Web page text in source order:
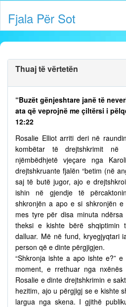
Fjala Për Sot
Thuaj të vërtetën
“Buzët gënjeshtare janë të
ata që veprojnë me çiltërsi i
12:22
Rosalie Elliot arriti deri në
kombëtar të drejtshkrimit në
njëmbëdhjetë vjeçare nga
drejtshkruante fjalën “betim (në
saj të butë jugor, ajo e
ishin në gjendje të
shkronjën a apo e si shkronjën e
mes tyre për disa minuta
theksi e kishte bërë shqiptimin
dalluar. Më në fund, kryegjyqtari
person që e dinte përgjigjen.
“Shkronja ishte a apo ishte e?”
moment, e rrethuar nga
Rosalie e dinte drejtshkrimin e
hezitim, ajo u përgjigj se e kishte
largua nga skena. I gjithë